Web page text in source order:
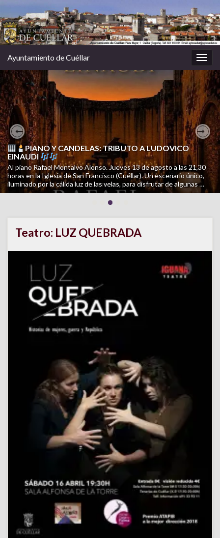
la
Ayuntamiento de Cuéllar
PIANO Y CANDELAS: TRIBUTO A LUDOVICO
EINAUDI
Al piano Rafael Montalvo Alonso. Jueves 13 de agosto a las 21,30
horas en la Iglesia de San Francisco (Cuéllar). Un escenario único,
iluminado por la cálida luz de las velas, para disfrutar de algunas …
CAMPAÑA INFORMATIVA CUÉLLAR CUIDA: PERROS
CUIDADOS. CALLES LIMPIAS
Una campaña de SOS Animales Cuéllar para facilitar la tenencia
responsable, mejorar la convivencia y cuidar el municipio. Porque
cuidar a tu perro también es cuidar Cuéllar. Consulta la campaña
completa en el siguiente documento …
Previous
Teatro: LUZ QUEBRADA